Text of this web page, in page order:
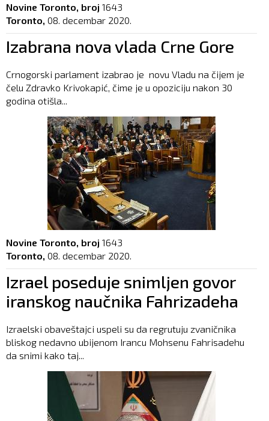
Novine Toronto, broj 1643
Toronto, 08. decembar 2020.
Izabrana nova vlada Crne Gore
Crnogorski parlament izabrao je novu Vladu na čijem je
čelu Zdravko Krivokapić, čime je u opoziciju nakon 30
godina otišla...
Novine Toronto, broj 1643
Toronto, 08. decembar 2020.
Izrael poseduje snimljen govor
iranskog naučnika Fahrizadeha
Izraelski obaveštajci uspeli su da regrutuju zvaničnika
bliskog nedavno ubijenom Irancu Mohsenu Fahrisadehu
da snimi kako taj...